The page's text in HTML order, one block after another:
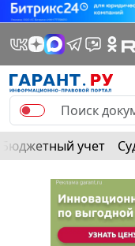
Бюджетный учет